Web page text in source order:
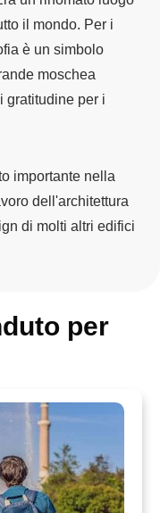
il mondo. Per i
è un simbolo
moschea
gratitudine per i
importante nella
dell'architettura
di molti altri edifici
per